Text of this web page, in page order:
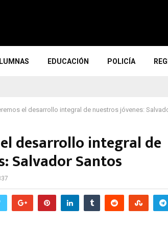
EDUCACIÓN POLICÍA
el desarrollo integral de nuestros jóvenes:
desarrollo integral de
Salvador Santos